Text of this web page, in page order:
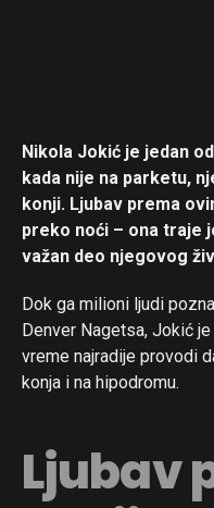
Nikola Jokić je jedan
kada nije na parketu,
konji. Ljubav prema
preko noći – ona traje
važan deo njegovog
Dok ga milioni ljudi
Denver Nagetsa, Jokić
vreme najradije provodi
konja i na hipodromu.
Ljubav